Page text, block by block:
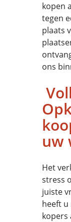
kopen
tegen
plaats
ons
uw
Het
stress
juiste
heeft u
kopers